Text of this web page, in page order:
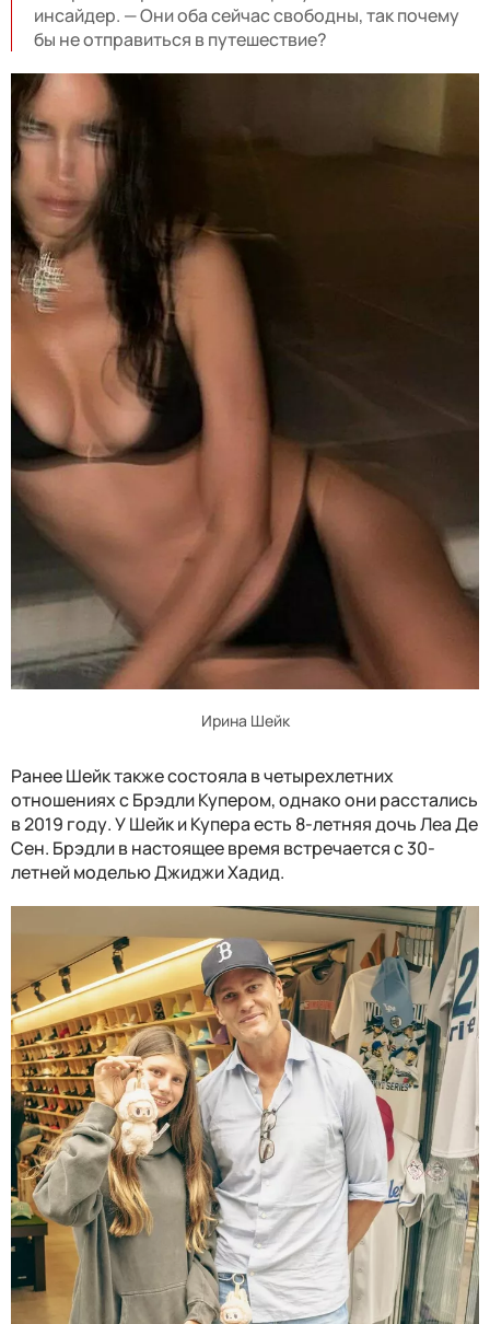
инсайдер. — Они оба сейчас свободны, так почему
бы не отправиться в путешествие?
Ирина Шейк
Ранее Шейк также состояла в четырехлетних
отношениях с Брэдли Купером, однако они расстались
в 2019 году. У Шейк и Купера есть 8-летняя дочь Леа Де
Сен. Брэдли в настоящее время встречается с 30-
летней моделью Джиджи Хадид.